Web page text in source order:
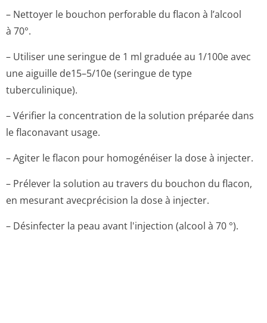
– Nettoyer le bouchon perforable du flacon à l’alcool
à 70°.
– Utiliser une seringue de 1 ml graduée au 1/100e avec
une aiguille de15–5/10e (seringue de type
tuberculinique).
– Vérifier la concentration de la solution préparée dans
le flaconavant usage.
– Agiter le flacon pour homogénéiser la dose à injecter.
– Prélever la solution au travers du bouchon du flacon,
en mesurant avecprécision la dose à injecter.
– Désinfecter la peau avant l'injection (alcool à 70 °).